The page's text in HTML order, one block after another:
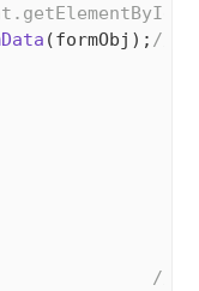
(formObj); //实
//不